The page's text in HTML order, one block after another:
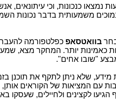
מצביעים, כי 69% מהשמועות נמצאו כנכונות,
משמעותית בדבר נכונות
בוואטסאפ כפלטפורמה
"שובו אחים".
שלא ניתן לתקף את תוכנן
עם המציאות של הקוראים אותן,
לקצינים ולחיילים, שעסקו